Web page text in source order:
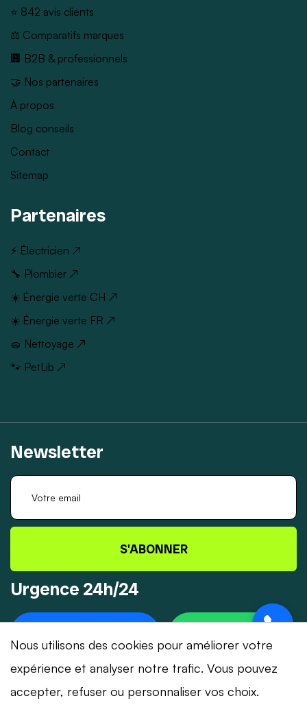
⭐ 842 avis clients
⚖️ Comparatifs marques
🏢 B2B & professionnels
🤝 Nos partenaires
À propos
Blog conseils
Contact
Sitemap
Partenaires
⚡ Électricien ↗
🔧 Plombier ↗
☀️ Énergie verte CH ↗
☀️ Énergie verte FR ↗
🧽 Nettoyage ↗
🐾 PetLib ↗
Newsletter
S'ABONNER
Urgence 24h/24
Nous utilisons des cookies pour améliorer votre
expérience et analyser notre trafic. Vous pouvez
accepter, refuser ou personnaliser vos choix.